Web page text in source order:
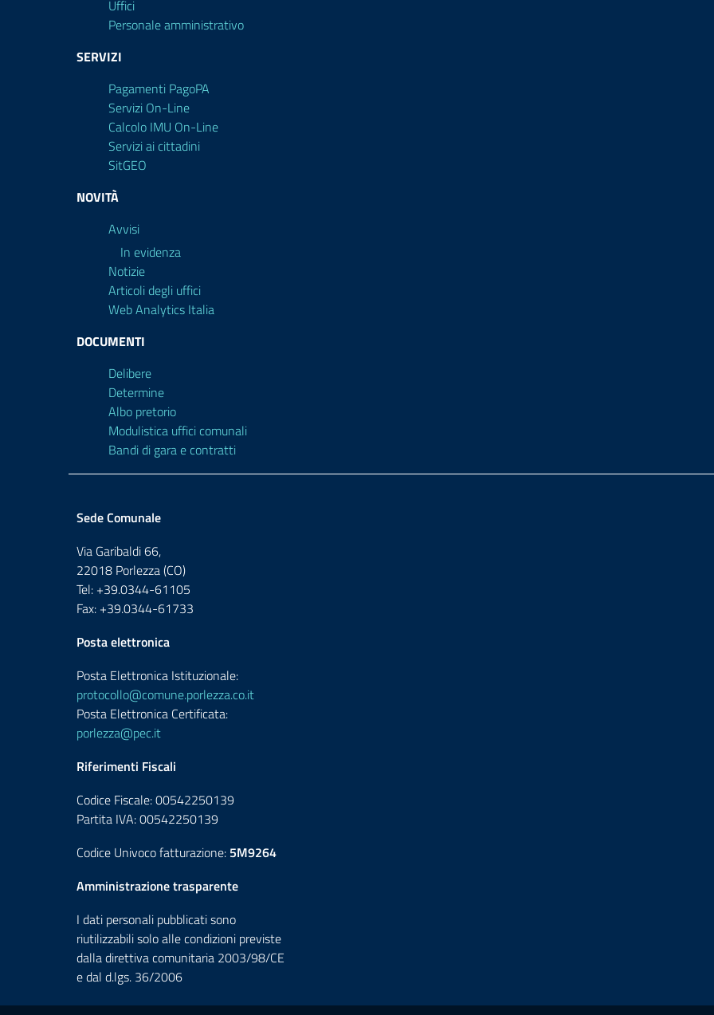
Uffici
Personale amministrativo
SERVIZI
Pagamenti PagoPA
Servizi On-Line
Calcolo IMU On-Line
Servizi ai cittadini
SitGEO
NOVITÀ
Avvisi
In evidenza
Notizie
Articoli degli uffici
Web Analytics Italia
DOCUMENTI
Delibere
Determine
Albo pretorio
Modulistica uffici comunali
Bandi di gara e contratti
Sede Comunale
Via Garibaldi 66,
22018 Porlezza (CO)
Tel: +39.0344-61105
Fax: +39.0344-61733
Posta elettronica
Posta Elettronica Istituzionale:
protocollo@comune.porlezza.co.it
Posta Elettronica Certificata:
porlezza@pec.it
Riferimenti Fiscali
Codice Fiscale: 00542250139
Partita IVA: 00542250139
Codice Univoco fatturazione: 5M9264
Amministrazione trasparente
I dati personali pubblicati sono
riutilizzabili solo alle condizioni previste
dalla direttiva comunitaria 2003/98/CE
e dal d.lgs. 36/2006